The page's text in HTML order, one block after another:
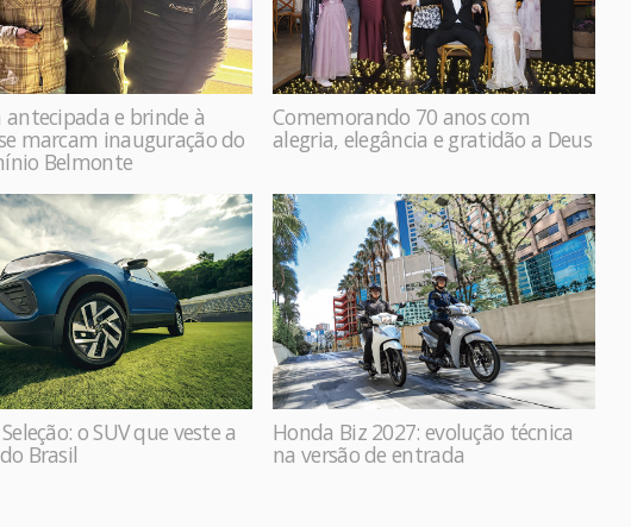
antecipada e brinde à
marcam inauguração do
Belmonte
Comemorando 70 anos com
alegria, elegância e gratidão a Deus
o SUV que veste a
Brasil
Honda Biz 2027: evolução técnica
na versão de entrada